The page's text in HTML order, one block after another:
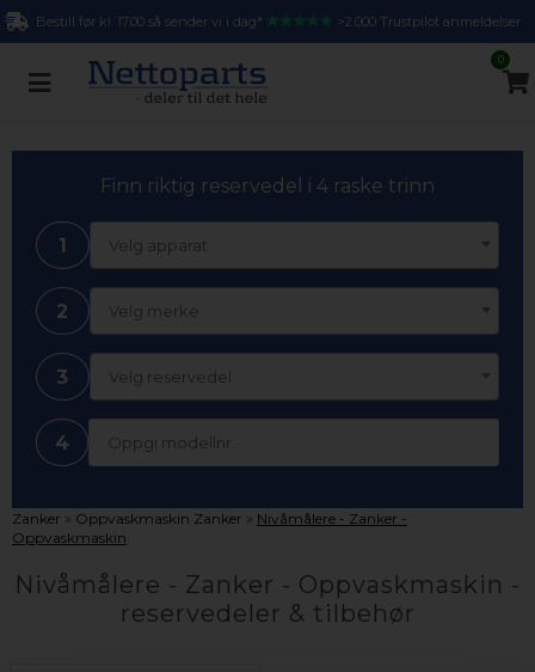
Bestill før kl. 17.00 så sender vi i dag* >2.000 Trustpilot anmeldelser
0
Finn riktig reservedel i 4 raske trinn
1 Velg apparat
2 Velg merke
3 Velg reservedel
4
Zanker » Oppvaskmaskin Zanker » Nivåmålere - Zanker -
Oppvaskmaskin
Nivåmålere - Zanker - Oppvaskmaskin -
reservedeler & tilbehør